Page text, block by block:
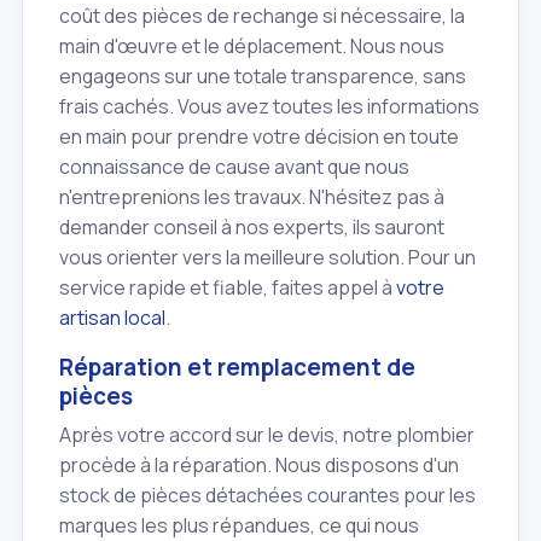
coût des pièces de rechange si nécessaire, la
main d'œuvre et le déplacement. Nous nous
engageons sur une totale transparence, sans
frais cachés. Vous avez toutes les informations
en main pour prendre votre décision en toute
connaissance de cause avant que nous
n'entreprenions les travaux. N'hésitez pas à
demander conseil à nos experts, ils sauront
vous orienter vers la meilleure solution. Pour un
service rapide et fiable, faites appel àvotre
artisan local.
Réparation et remplacement de
pièces
Après votre accord sur le devis, notre plombier
procède à la réparation. Nous disposons d'un
stock de pièces détachées courantes pour les
marques les plus répandues, ce qui nous